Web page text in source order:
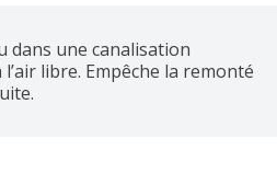
dans une canalisation
libre. Empêche la remonté